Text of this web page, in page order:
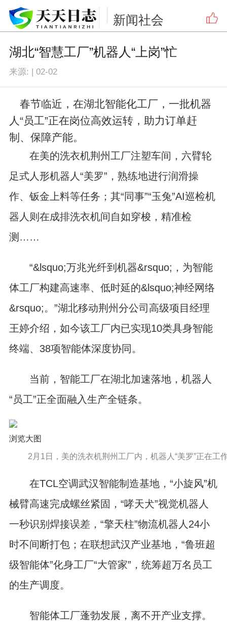
新闻社会
湖北“智慧工厂”机器人“上岗”忙
来源: |02-02
春节临近，在湖北智能化工厂，一批机器
人“员工”正在岗位高效运转，助力订单赶
制、保障产能。
在美的洗衣机荆州工厂注塑车间，六臂轮
足式人形机器人“美罗”，熟练地进行润滑操
作、钣金上料等任务；其“同事”“玉兔”AI巡检机
器人则在成排洗衣机间自如穿梭，精准检
测……
“&lsquo;万兆光纤到机器&rsquo;，为智能
体工厂构建高速率、低时延的&lsquo;神经网络
&rsquo;。”湖北移动荆州分公司高级项目经理
王婷介绍，如今该工厂内已实现10类具身智能
终端、38项智能体深度协同。
当前，智能工厂在湖北加速落地，机器人
“员工”正全面融入生产全链条。
浏览大图
2月1日，美的洗衣机荆州工厂内，机器人“美罗”正在工
在TCL空调武汉智能制造基地，“小旋风”机
械臂高速完成螺丝紧固，“哮天犬”视觉机器人
一秒识别焊接误差，“擎天柱”物流机器人24小
时不间断打包；在联想武汉产业基地，“鲁班超
级智能体”化身工厂“大管家”，统筹超万名员工
的生产调度。
智能体工厂蓬勃发展，离不开产业支撑。